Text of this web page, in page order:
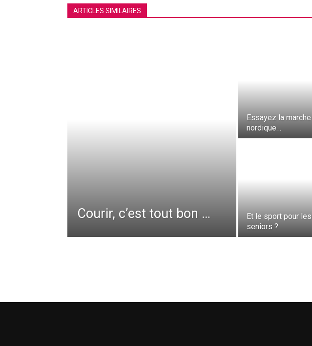
ARTICLES SIMILAIRES
Courir, c’est tout bon …
Essayez la marche
nordique…
Et le sport pour les
seniors ?